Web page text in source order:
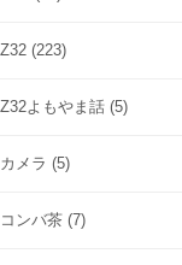
Z32 (223)
Z32よもやま話 (5)
カメラ (5)
コンバ茶 (7)